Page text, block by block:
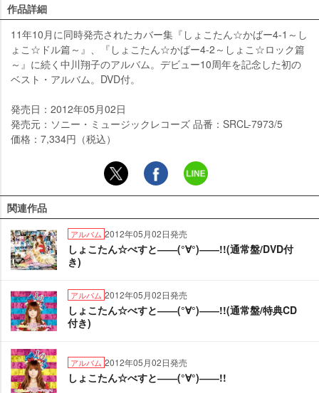
作品詳細
11年10月に同時発売されたカバー集『しょこたん☆かばー4-1～し
ょこ☆ドル篇～』、『しょこたん☆かばー4-2～しょこ☆ロック篇
～』に続く中川翔子のアルバム。デビュー10周年を記念した初の
ベスト・アルバム。DVD付。
発売日：2012年05月02日
発売元：ソニー・ミュージックレコーズ 品番：SRCL-7973/5
価格：7,334円（税込）
関連作品
アルバム 2012年05月02日発売
しょこたん☆べすと――(°∀°)――!!(通常盤/DVD付
き)
アルバム 2012年05月02日発売
しょこたん☆べすと――(°∀°)――!!(通常盤/特典CD
付き)
アルバム 2012年05月02日発売
しょこたん☆べすと――(°∀°)――!!